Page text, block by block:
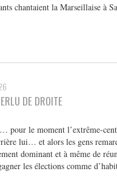
chantaient la Marseillaise à
DE DROITE
pour le moment l’extrême-
lui… et alors les gens
dominant et à même de
les élections comme